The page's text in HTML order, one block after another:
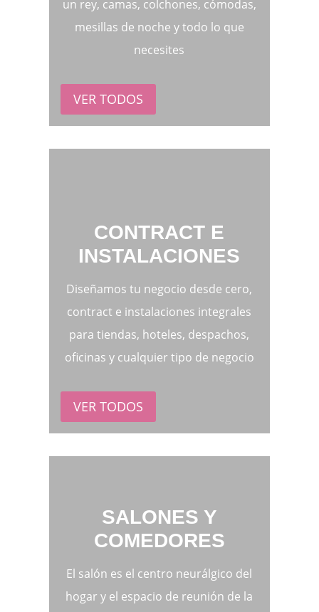
un rey, camas, colchones, cómodas,
mesillas de noche y todo lo que
necesites
VER TODOS
CONTRACT E
INSTALACIONES
Diseñamos tu negocio desde cero,
contract e instalaciones integrales
para tiendas, hoteles, despachos,
oficinas y cualquier tipo de negocio
VER TODOS
SALONES Y
COMEDORES
El salón es el centro neurálgico del
hogar y el espacio de reunión de la